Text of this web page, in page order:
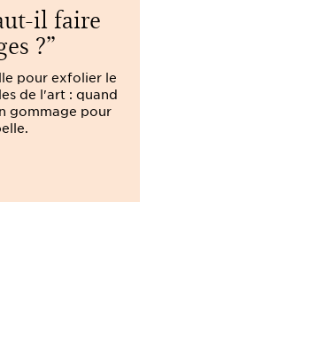
il faire
?
pour exfolier le
de l'art : quand
gommage pour